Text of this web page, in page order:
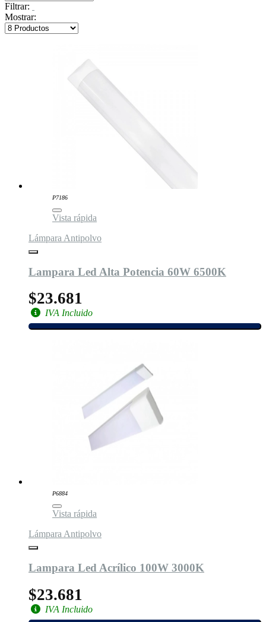
Filtrar:
Mostrar:
P7186
Vista rápida
Lámpara Antipolvo
Lampara Led Alta Potencia 60W 6500K
$23.681
IVA Incluido
P6884
Vista rápida
Lámpara Antipolvo
Lampara Led Acrílico 100W 3000K
$23.681
IVA Incluido